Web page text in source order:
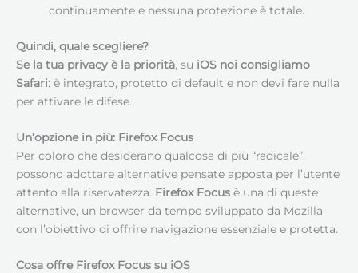
continuamente e nessuna protezione è totale.
Quindi, quale scegliere?
Se la tua privacy è la priorità, su iOS noi consigliamo
Safari: è integrato, protetto di default e non devi fare nulla
per attivare le difese.
Un’opzione in più: Firefox Focus
Per coloro che desiderano qualcosa di più “radicale”,
possono adottare alternative pensate apposta per l’utente
attento alla riservatezza. Firefox Focus è una di queste
alternative, un browser da tempo sviluppato da Mozilla
con l’obiettivo di offrire navigazione essenziale e protetta.
Cosa offre Firefox Focus su iOS